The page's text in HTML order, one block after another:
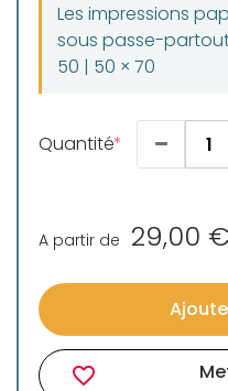
Les impressions
sous passe-partout
50 | 50 × 70
Quantité
A partir de 29,00 €
favorite_border